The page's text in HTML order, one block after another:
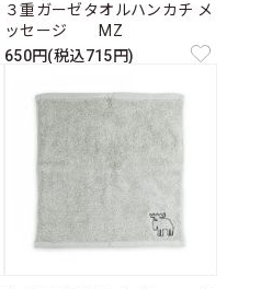
３重ガーゼタオルハンカチ メ
ッセージ MZ
650円(税込715円)